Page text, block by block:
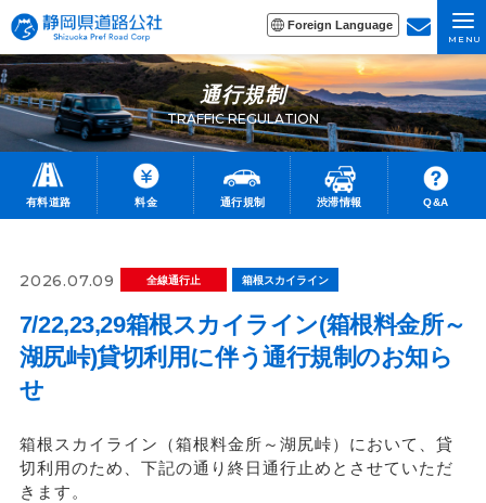
Foreign Language
MENU
通行規制
TRAFFIC REGULATION
有料道路 料金 通行規制 渋滞情報 Q&A
2026.07.09 全線通行止 箱根スカイライン
7/22,23,29箱根スカイライン(箱根料金所～
湖尻峠)貸切利用に伴う通行規制のお知ら
せ
箱根スカイライン（箱根料金所～湖尻峠）において、貸
切利用のため、下記の通り終日通行止めとさせていただ
きます。